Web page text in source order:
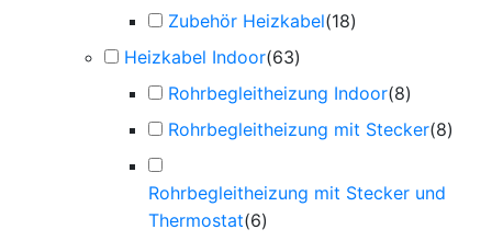
Zubehör Heizkabel(18)
Heizkabel Indoor(63)
Rohrbegleitheizung Indoor(8)
Rohrbegleitheizung mit Stecker(8)
Rohrbegleitheizung mit Stecker und
Thermostat(6)